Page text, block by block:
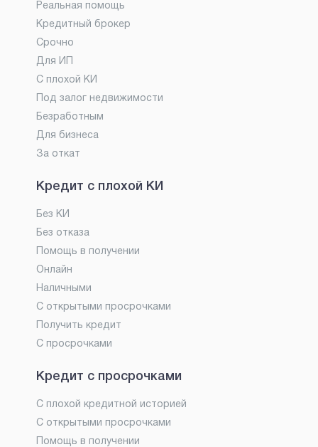
Реальная помощь
Кредитный брокер
Срочно
Для ИП
С плохой КИ
Под залог недвижимости
Безработным
Для бизнеса
За откат
Кредит с плохой КИ
Без КИ
Без отказа
Помощь в получении
Онлайн
Наличными
С открытыми просрочками
Получить кредит
С просрочками
Кредит с просрочками
С плохой кредитной историей
С открытыми просрочками
Помощь в получении